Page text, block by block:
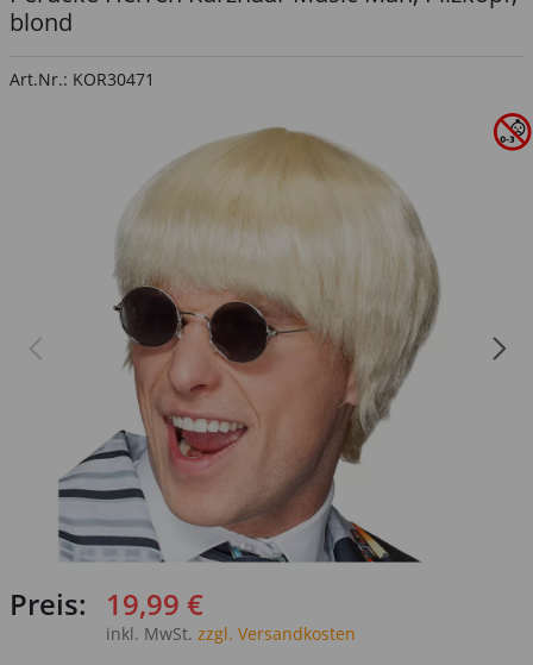
blond
Art.Nr.: KOR30471
Preis: 19,99 €
inkl. MwSt. zzgl. Versandkosten